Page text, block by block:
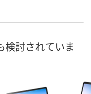
検討されていま